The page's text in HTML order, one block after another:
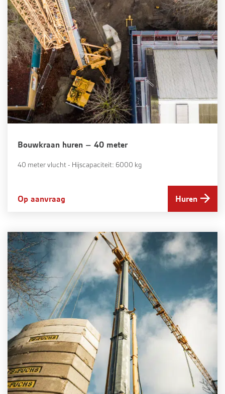
Bouwkraan huren – 40 meter
40 meter vlucht - Hijscapaciteit: 6000 kg
Op aanvraag Huren